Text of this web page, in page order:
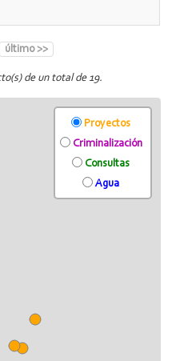
último >>
de un total de 19.
Proyectos
Criminalización
Consultas
Agua